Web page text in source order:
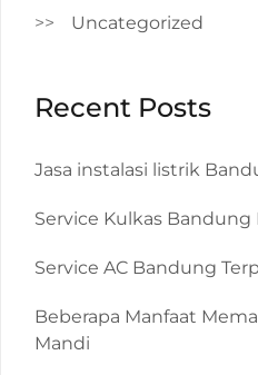
Uncategorized
Recent Posts
Jasa instalasi listrik
Service Kulkas
Service AC Bandung
Beberapa Manfaat
Mandi